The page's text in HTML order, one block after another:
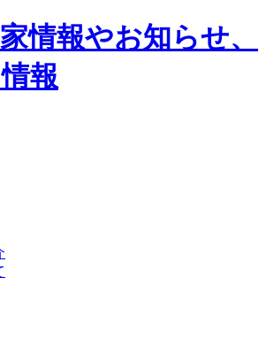
情報やお知らせ、
報